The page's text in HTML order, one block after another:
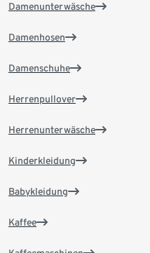
Damenunterwäsche
Damenhosen
Damenschuhe
Herrenpullover
Herrenunterwäsche
Kinderkleidung
Babykleidung
Kaffee